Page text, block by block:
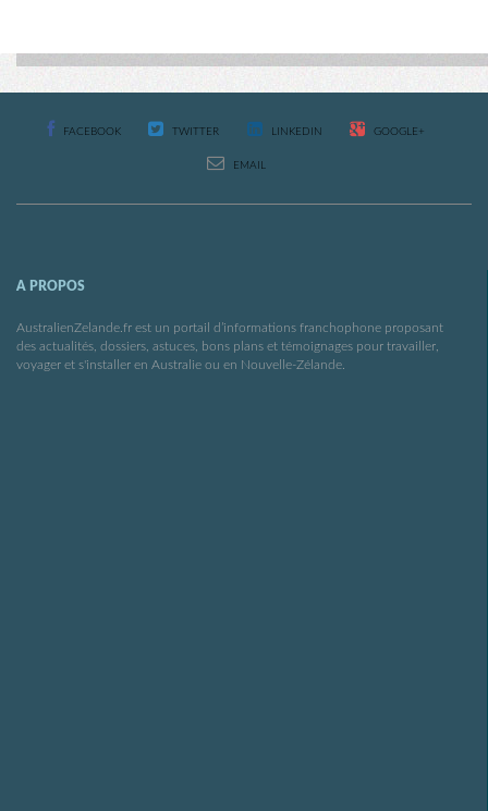
FACEBOOK TWITTER LINKEDIN GOOGLE+
EMAIL
A PROPOS
AustralienZelande.fr est un portail d’informations franchophone proposant
des actualités, dossiers, astuces, bons plans et témoignages pour travailler,
voyager et s'installer en Australie ou en Nouvelle-Zélande.